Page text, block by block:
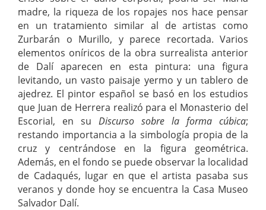
madre, la riqueza de los ropajes nos hace pensar
en un tratamiento similar al de artistas como
Zurbarán o Murillo, y parece recortada. Varios
elementos oníricos de la obra surrealista anterior
de Dalí aparecen en esta pintura: una figura
levitando, un vasto paisaje yermo y un tablero de
ajedrez. El pintor español se basó en los estudios
que Juan de Herrera realizó para el Monasterio del
Escorial, en su Discurso sobre la forma cúbica;
restando importancia a la simbología propia de la
cruz y centrándose en la figura geométrica.
Además, en el fondo se puede observar la localidad
de Cadaqués, lugar en que el artista pasaba sus
veranos y donde hoy se encuentra la Casa Museo
Salvador Dalí.